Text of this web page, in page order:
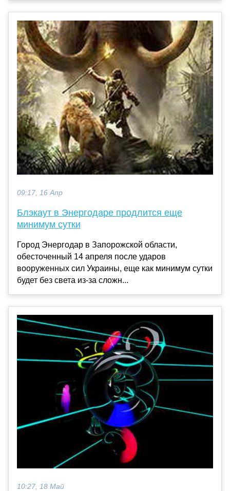
09:17, 16 Апр
Блэкаут в Энергодаре продлится еще
минимум сутки
Город Энергодар в Запорожской области,
обесточенный 14 апреля после ударов
вооруженных сил Украины, еще как минимум сутки
будет без света из-за сложн...
10:27, 18 Май